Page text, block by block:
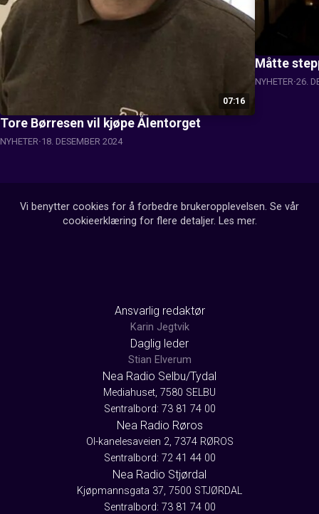
07:16
Tore Børresen vil kjøpe Ålentorget
NYHETER 18. DESEMBER 2024
Måtte
NYHETER 26.
Vi benytter cookies for å forbedre brukeropplevelsen. Se vår
cookieerklæring for flere detaljer. Les mer.
Ansvarlig redaktør
Karin Jegtvik
Daglig leder
Stian Elverum
Nea Radio Selbu/Tydal
Mediahuset, 7580 SELBU
Sentralbord: 73 81 74 00
Nea Radio Røros
Ol-kanelesaveien 2, 7374 RØROS
Sentralbord: 72 41 44 00
Nea Radio Stjørdal
Kjøpmannsgata 37, 7500 STJØRDAL
Sentralbord: 73 81 74 00